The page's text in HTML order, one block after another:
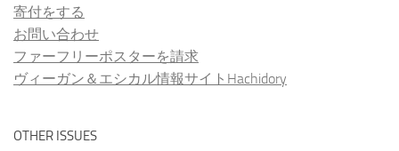
寄付をする
お問い合わせ
ファーフリーポスターを請求
ヴィーガン＆エシカル情報サイトHachidory
OTHER ISSUES